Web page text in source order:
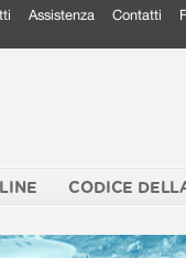
Assistenza Contatti
CODICE